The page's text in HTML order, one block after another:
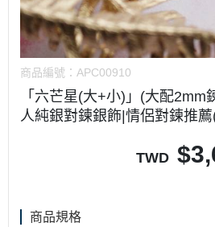
商品編號： APC00910
「六芒星(大+小)」(大配
人純銀對鍊銀飾|情侶對鍊推
TWD $
商品規格